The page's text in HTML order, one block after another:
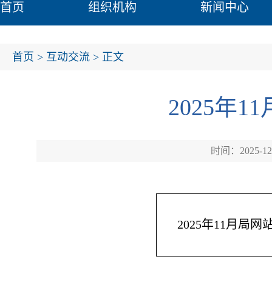
首页 组织机构 新闻中心
首页 > 互动交流 > 正文
2025年
时间：2025-
2025年11月局网